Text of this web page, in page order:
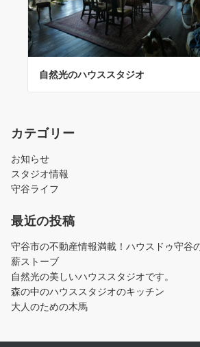
自然光のハウススタジオ
カテゴリー
お知らせ
スタジオ情報
守谷ライフ
最近の投稿
守谷市の不動産情報満載！ハウスドゥ守谷
薪ストーブ
自然光の美しいハウススタジオです。
森の中のハウススタジオのキッチン
大人のための木馬